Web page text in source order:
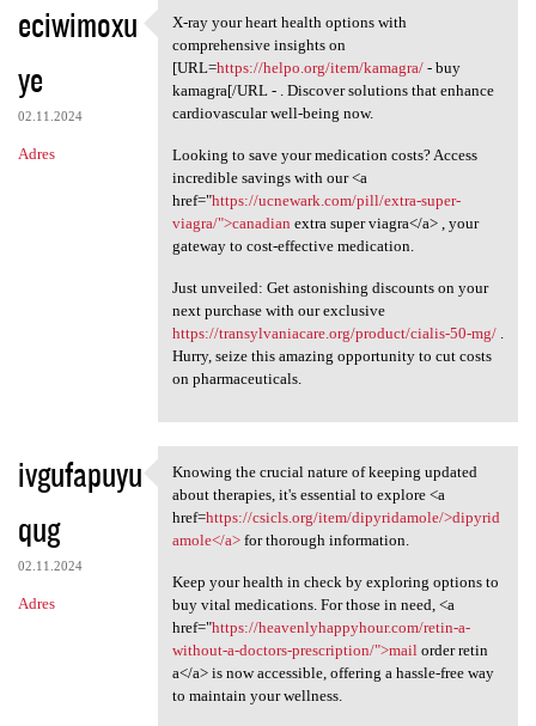
eciwimoxu
ye
02.11.2024
Adres
X-ray your heart health
X-ray your heart health options with
comprehensive insights on
[URL=https://helpo.org/item/kamagra/- buy
kamagra[/URL - . Discover solutions that enhance
cardiovascular well-being now.
Looking to save your medication costs? Access
incredible savings with our <a
href="https://ucnewark.com/pill/extra-super-
viagra/">canadian extra super viagra</a> , your
gateway to cost-effective medication.
Just unveiled: Get astonishing discounts on your
next purchase with our exclusive
https://transylvaniacare.org/product/cialis-50-mg/.
Hurry, seize this amazing opportunity to cut costs
on pharmaceuticals.
ivgufapuyu
qug
02.11.2024
Adres
Knowing the crucial nature of
Knowing the crucial nature of keeping updated
about therapies, it's essential to explore <a
href=https://csicls.org/item/dipyridamole/>dipyrid
amole</a>for thorough information.
Keep your health in check by exploring options to
buy vital medications. For those in need, <a
href="https://heavenlyhappyhour.com/retin-a-
without-a-doctors-prescription/">mail order retin
a</a> is now accessible, offering a hassle-free way
to maintain your wellness.